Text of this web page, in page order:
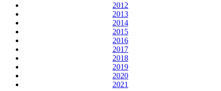
2012
2013
2014
2015
2016
2017
2018
2019
2020
2021